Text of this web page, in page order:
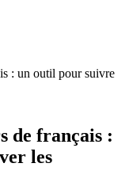
: un outil pour suivre
de français :
les